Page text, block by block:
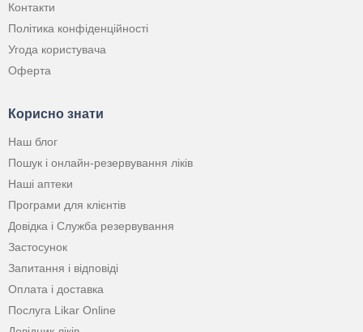
Контакти
Політика конфіденційності
Угода користувача
Оферта
Корисно знати
Наш блог
Пошук і онлайн-резервування ліків
Наші аптеки
Програми для клієнтів
Довідка і Служба резервування
Застосунок
Запитання і відповіді
Оплата і доставка
Послуга Likar Online